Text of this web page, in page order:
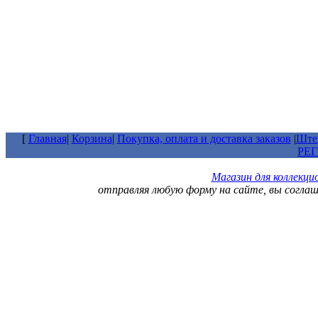
[ Главная| Корзина| Покупка, оплата и доставка заказов |
Магазин для
отправляя любую форму на сайте, вы